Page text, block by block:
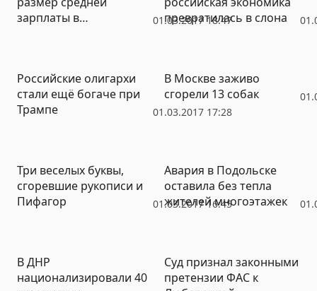
01.03.2017 18:47
зарплаты в
превратилась в слона
01.03.2017 17:28
Российские олигархи
стали ещё богаче при
Трампе
В Москве заживо
сгорели 13 собак
01.03.2017 16:45
Три веселых буквы,
сгоревшие рукописи и
Пифагор
Авария в Подольске
оставила без тепла
жителей многоэтажек
В ДНР
национализировали 40
Суд признал законными
претензии ФАС к